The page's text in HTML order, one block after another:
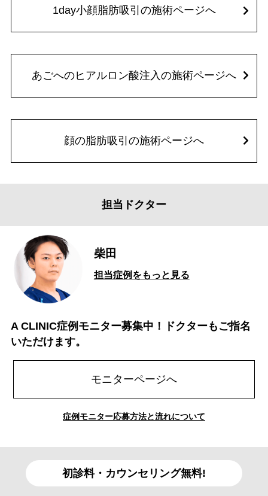
1day小顔脂肪吸引の施術ページへ
あごへのヒアルロン酸注入の施術ページへ
顔の脂肪吸引の施術ページへ
担当ドクター
柴田
担当症例をもっと見る
A CLINIC症例モニター募集中！ドクターもご指名
いただけます。
モニターページへ
症例モニター応募方法と流れについて
初診料・カウンセリング無料!